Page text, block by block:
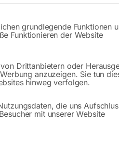
Sie haben
Gerne
Anfrageformular
für die eine Einwilligung erteilt
grundlegende Funktionen
Funktionieren der Website
Drittanbietern oder
anzuzeigen. Sie tun
hinweg verfolgen.
die uns
mit unserer Website